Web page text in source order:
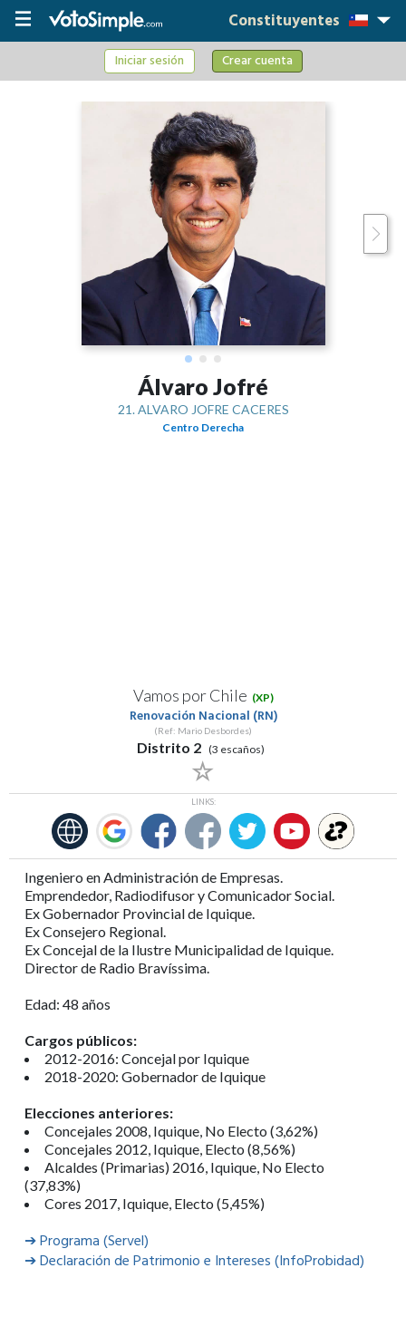
Constituyentes
Iniciar sesión Crear cuenta
Álvaro Jofré
21. ALVARO JOFRE CACERES
Centro Derecha
Vamos por Chile (XP)
Renovación Nacional (RN)
(Ref: Mario Desbordes)
Distrito 2 (3 escaños)
LINKS:
Ingeniero en Administración de Empresas.
Emprendedor, Radiodifusor y Comunicador Social.
Ex Gobernador Provincial de Iquique.
Ex Consejero Regional.
Ex Concejal de la Ilustre Municipalidad de Iquique.
Director de Radio Bravíssima.
Edad: 48 años
Cargos públicos:
2012-2016: Concejal por Iquique
2018-2020: Gobernador de Iquique
Elecciones anteriores:
Concejales 2008, Iquique, No Electo (3,62%)
Concejales 2012, Iquique, Electo (8,56%)
Alcaldes (Primarias) 2016, Iquique, No Electo
(37,83%)
Cores 2017, Iquique, Electo (5,45%)
➔ Programa (Servel)
➔ Declaración de Patrimonio e Intereses (InfoProbidad)